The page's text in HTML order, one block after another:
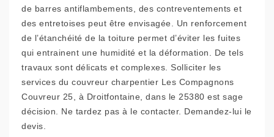
de barres antiflambements, des contreventements et
des entretoises peut être envisagée. Un renforcement
de l’étanchéité de la toiture permet d’éviter les fuites
qui entrainent une humidité et la déformation. De tels
travaux sont délicats et complexes. Solliciter les
services du couvreur charpentier Les Compagnons
Couvreur 25, à Droitfontaine, dans le 25380 est sage
décision. Ne tardez pas à le contacter. Demandez-lui le
devis.